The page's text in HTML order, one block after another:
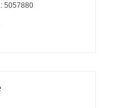
5057880